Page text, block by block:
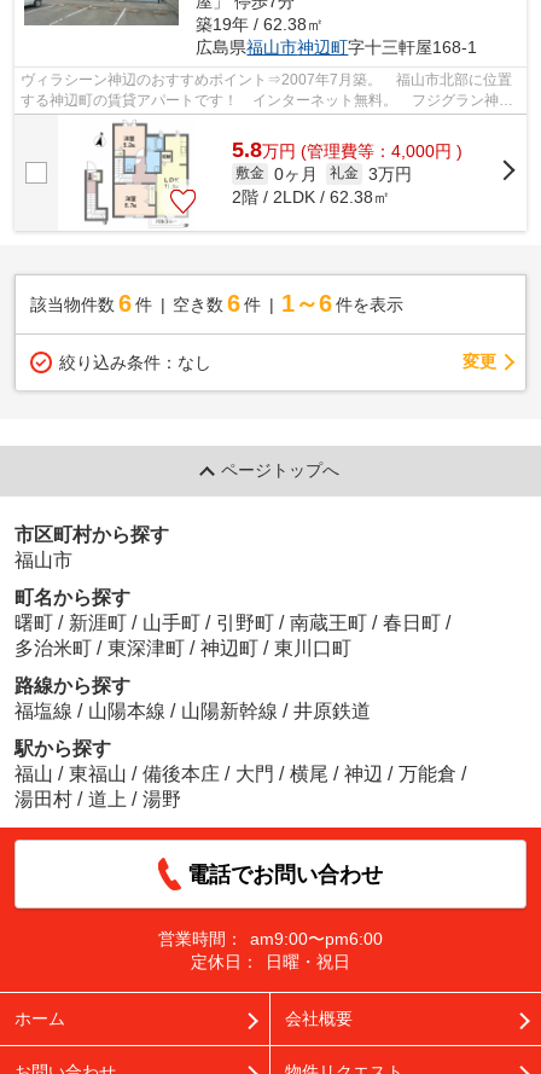
築19年 / 62.38㎡
広島県福山市神辺町字十三軒屋168-1
ヴィラシーン神辺のおすすめポイント⇒2007年7月築。 福山市北部に位置
する神辺町の賃貸アパートです！ インターネット無料。 フジグラン神辺
まで徒歩約9分☆ 国道486号線・182号線...
5.8万円 (管理費等：4,000円 )
敷金 0ヶ月 礼金 3万円
2階 / 2LDK / 62.38㎡
該当物件数 6件 空き数 6 件 1～6 件を表示
絞り込み条件： なし 変更
ページトップへ
市区町村から探す
福山市
町名から探す
曙町 / 新涯町 / 山手町 / 引野町 / 南蔵王町 / 春日町 /
多治米町 / 東深津町 / 神辺町 / 東川口町
路線から探す
福塩線 / 山陽本線 / 山陽新幹線 / 井原鉄道
駅から探す
福山 / 東福山 / 備後本庄 / 大門 / 横尾 / 神辺 / 万能倉 /
湯田村 / 道上 / 湯野
電話でお問い合わせ
営業時間：
am9:00〜pm6:00
定休日：
日曜・祝日
ホーム 会社概要